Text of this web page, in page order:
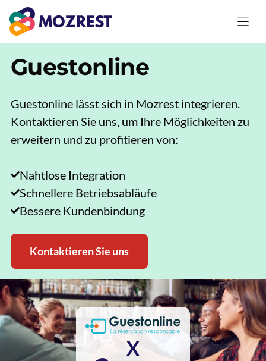
Zum
Inhalt
springen
Guestonline
Guestonline lässt sich in Mozrest integrieren.
Kontaktieren Sie uns, um Ihre Möglichkeiten zu
erweitern und zu profitieren von:
Nahtlose Integration
Schnellere Betriebsabläufe
Bessere Kundenbindung
Kontaktieren Sie uns
X